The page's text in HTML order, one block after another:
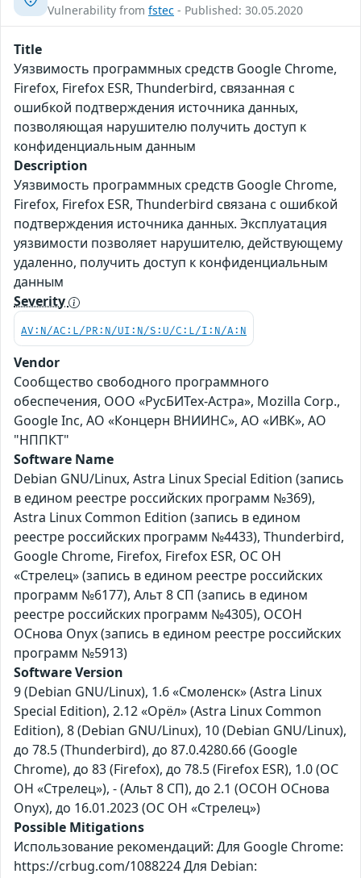
Vulnerability from fstec - Published: 30.05.2020
Title
Уязвимость программных средств Google Chrome,
Firefox, Firefox ESR, Thunderbird, связанная с
ошибкой подтверждения источника данных,
позволяющая нарушителю получить доступ к
конфиденциальным данным
Description
Уязвимость программных средств Google Chrome,
Firefox, Firefox ESR, Thunderbird связана с ошибкой
подтверждения источника данных. Эксплуатация
уязвимости позволяет нарушителю, действующему
удаленно, получить доступ к конфиденциальным
данным
Severity
AV:N/AC:L/PR:N/UI:N/S:U/C:L/I:N/A:N
Vendor
Сообщество свободного программного
обеспечения, ООО «РусБИТех-Астра», Mozilla Corp.,
Google Inc, АО «Концерн ВНИИНС», АО «ИВК», АО
"НППКТ"
Software Name
Debian GNU/Linux, Astra Linux Special Edition (запись
в едином реестре российских программ №369),
Astra Linux Common Edition (запись в едином
реестре российских программ №4433), Thunderbird,
Google Chrome, Firefox, Firefox ESR, ОС ОН
«Стрелец» (запись в едином реестре российских
программ №6177), Альт 8 СП (запись в едином
реестре российских программ №4305), ОСОН
ОСнова Оnyx (запись в едином реестре российских
программ №5913)
Software Version
9 (Debian GNU/Linux), 1.6 «Смоленск» (Astra Linux
Special Edition), 2.12 «Орёл» (Astra Linux Common
Edition), 8 (Debian GNU/Linux), 10 (Debian GNU/Linux),
до 78.5 (Thunderbird), до 87.0.4280.66 (Google
Chrome), до 83 (Firefox), до 78.5 (Firefox ESR), 1.0 (ОС
ОН «Стрелец»), - (Альт 8 СП), до 2.1 (ОСОН ОСнова
Оnyx), до 16.01.2023 (ОС ОН «Стрелец»)
Possible Mitigations
Использование рекомендаций: Для Google Chrome:
https://crbug.com/1088224 Для Debian: